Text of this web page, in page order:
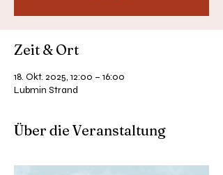
Zeit & Ort
18. Okt. 2025, 12:00 – 16:00
Lubmin Strand
Über die Veranstaltung